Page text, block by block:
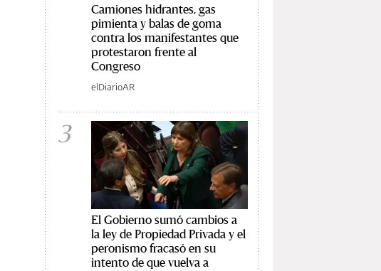
Camiones hidrantes, gas
pimienta y balas de goma
contra los manifestantes que
protestaron frente al
Congreso
elDiarioAR
3
El Gobierno sumó cambios a
la ley de Propiedad Privada y el
peronismo fracasó en su
intento de que vuelva a